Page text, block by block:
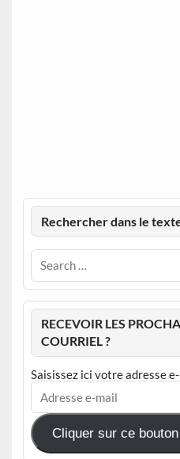
Rechercher dans le
RECEVOIR LES
COURRIEL ?
Saisissez ici votre adresse
Adresse
mail
Cliquer sur ce